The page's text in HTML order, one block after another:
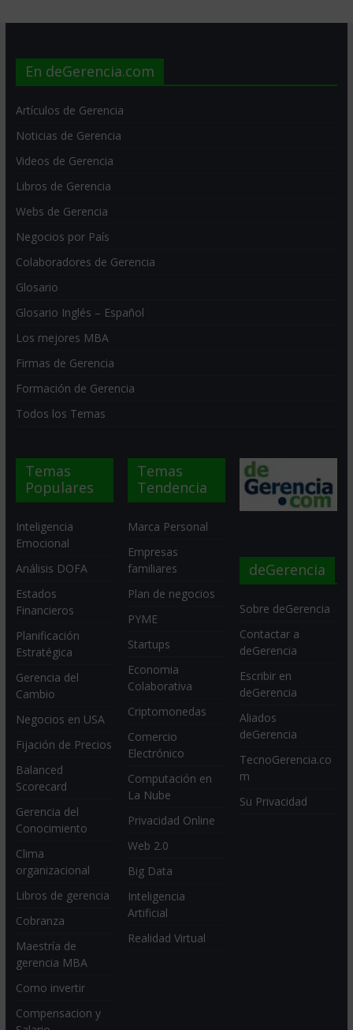
En deGerencia.com
Artículos de Gerencia
Noticias de Gerencia
Videos de Gerencia
Libros de Gerencia
Webs de Gerencia
Negocios por País
Colaboradores de Gerencia
Glosario
Glosario Inglés – Español
Los mejores MBA
Firmas de Gerencia
Formación de Gerencia
Todos los Temas
Temas
Populares
Inteligencia
Emocional
Análisis DOFA
Estados
Financieros
Planificación
Estratégica
Gerencia del
Cambio
Negocios en USA
Fijación de Precios
Balanced
Scorecard
Gerencia del
Conocimiento
Clima
organizacional
Libros de gerencia
Cobranza
Maestría de
gerencia MBA
Como invertir
Compensacion y
Temas
Tendencia
Marca Personal
Empresas
familiares
Plan de negocios
PYME
Startups
Economia
Colaborativa
Criptomonedas
Comercio
Electrónico
Computación en
La Nube
Privacidad Online
Web 2.0
Big Data
Inteligencia
Artificial
Realidad Virtual
deGerencia
Sobre deGerencia
Contactar a
deGerencia
Escribir en
deGerencia
Aliados
deGerencia
TecnoGerencia.co
m
Su Privacidad